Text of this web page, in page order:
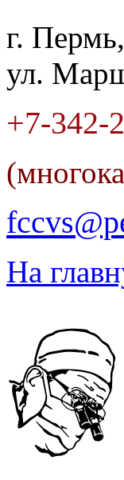
г. Пермь,
ул.
+7-342-
На